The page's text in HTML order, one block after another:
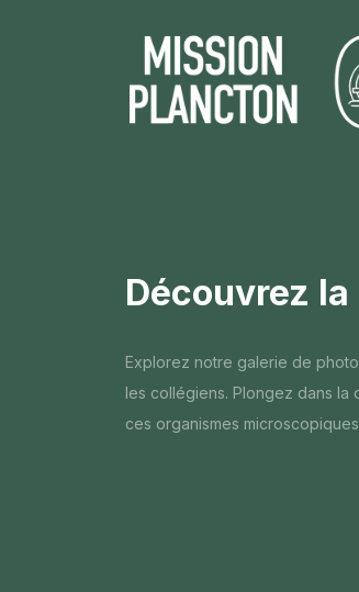
Découvrez
Explorez notre galerie de
les collégiens. Plongez dans
ces organismes